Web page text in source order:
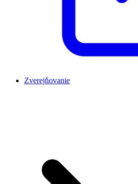
Zverejňovanie